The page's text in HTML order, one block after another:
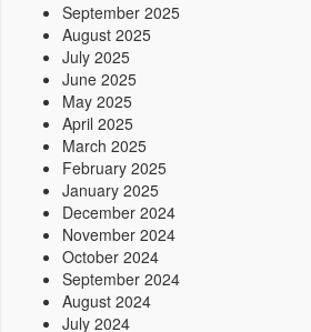
September 2025
August 2025
July 2025
June 2025
May 2025
April 2025
March 2025
February 2025
January 2025
December 2024
November 2024
October 2024
September 2024
August 2024
July 2024